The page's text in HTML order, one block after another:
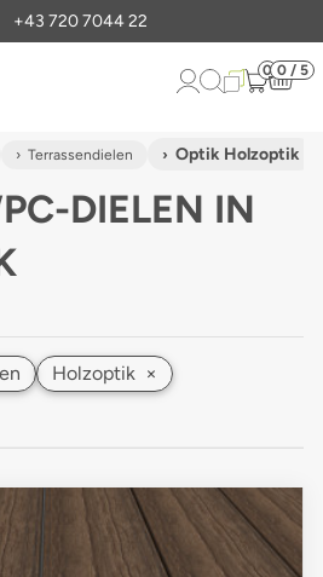
Musterversand
0 0 / 5
Terrassendielen Optik Holzoptik
DIELEN IN
Holzoptik ×